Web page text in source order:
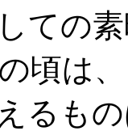
ての
頃は
るも